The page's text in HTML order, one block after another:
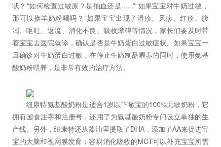
状？“如何检查过敏原？是抽血还是......”“如果宝宝对牛奶过敏，
那可以换羊奶粉喝吗？”如果宝宝出现了湿疹、风疹、红疹、腹
泻、呕吐、返流、消化不良、吸收障碍等情况，家长们要及时带
着宝宝去医院就诊，确认是否是牛奶蛋白过敏症状。如果宝宝一
旦确诊对牛奶蛋白过敏，在停止牛奶制品喂养的同时，使用氨基
酸奶粉喂养，是非常有效的治疗方法。
纽康特氨基酸奶粉是适合1岁以下敏宝的100%无敏奶粉，它
拥有国食注字和注册号，还用了为氨基酸奶粉专门设立单独的生
产线。另外，纽康特还从藻油里提取了DHA，添加了AA来促进宝
宝的大脑和视网膜发育；容易消化吸收的MCT可以补充宝宝所需